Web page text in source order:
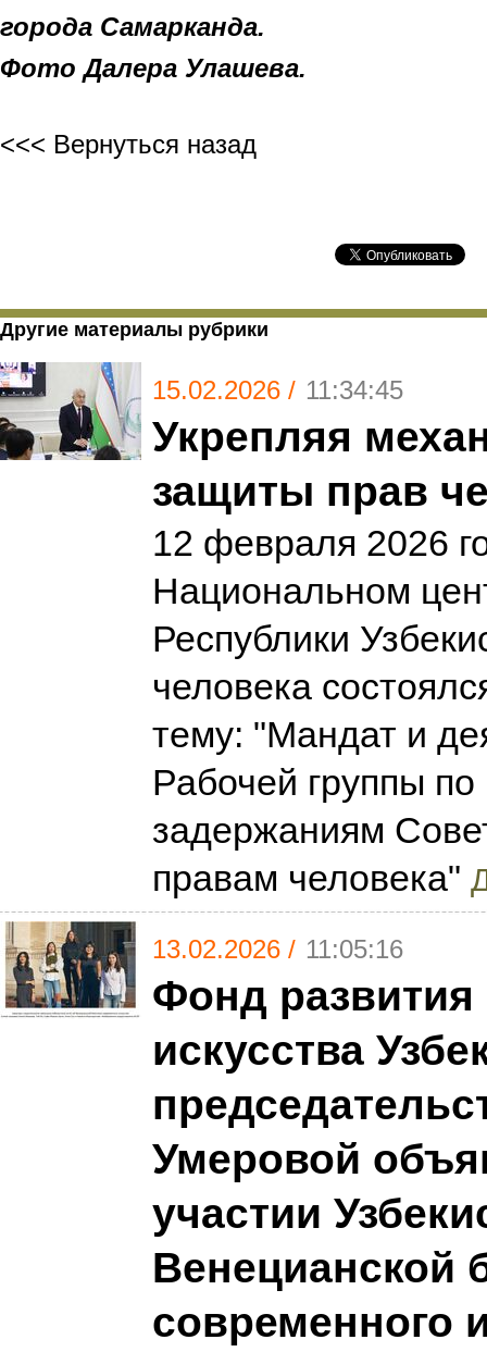
города Самарканда.
Фото Далера Улашева.
<<< Вернуться назад
Другие материалы рубрики
15.02.2026 / 11:34:45
Укрепляя
защиты прав
12 февраля 2026
Национальном
Республики
человека
тему: "Мандат и
Рабочей группы
задержаниям
правам человека"
13.02.2026 / 11:05:16
Фонд развития
искусства
Умеровой
участии
Венецианской
современного